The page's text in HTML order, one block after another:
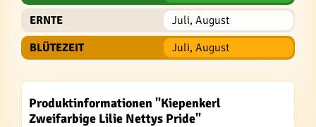
ERNTE
Juli, August
BLÜTEZEIT
Juli, August
Produktinformationen "Kiepenkerl
Zweifarbige Lilie Nettys Pride"